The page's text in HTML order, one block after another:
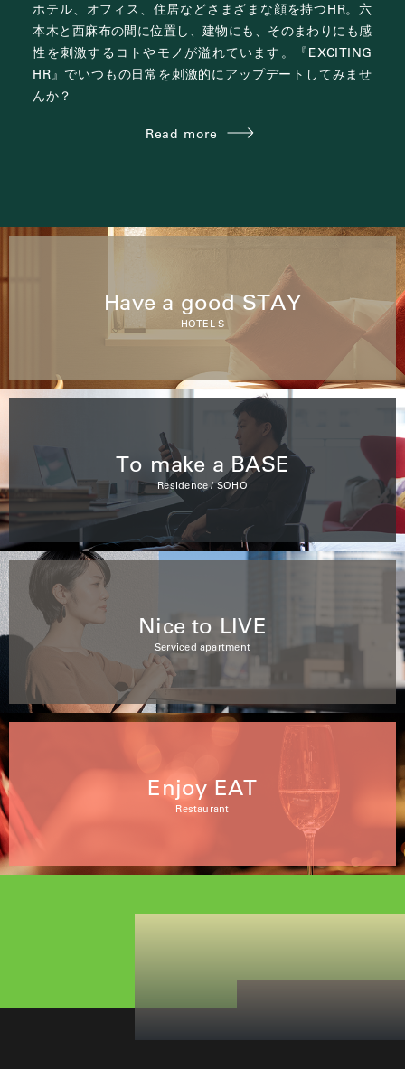
ホテル、オフィス、住居などさまざまな顔を持つHR。六
本木と西麻布の間に位置し、 建物にも、そのまわりにも感
性を刺激する コトやモノが溢れています。
『EXCITING
HR』でいつもの日常を刺激的にアップデートしてみませ
んか？
Read more
Have a good STAY
HOTEL S
To make a BASE
Residence / SOHO
Nice to LIVE
Serviced apartment
Enjoy EAT
Restaurant